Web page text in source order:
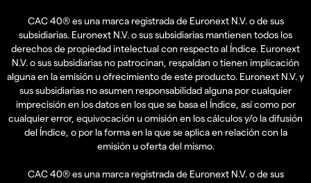
CAC 40® es una marca registrada de Euronext N.V. o de sus
subsidiarias. Euronext N.V. o sus subsidiarias mantienen todos los
derechos de propiedad intelectual con respecto al Índice. Euronext
N.V. o sus subsidiarias no patrocinan, respaldan o tienen implicación
alguna en la emisión u ofrecimiento de este producto. Euronext N.V. y
sus subsidiarias no asumen responsabilidad alguna por cualquier
imprecisión en los datos en los que se basa el Índice, así como por
cualquier error, equivocación u omisión en los cálculos y/o la difusión
del Índice, o por la forma en la que se aplica en relación con la
emisión u oferta del mismo.
CAC 40® es una marca registrada de Euronext N.V. o de sus